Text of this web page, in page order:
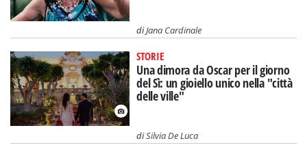
diJana Cardinale
STORIE
Una dimora da Oscar per il giorno
del Sì: un gioiello unico nella "città
delle ville"
diSilvia De Luca